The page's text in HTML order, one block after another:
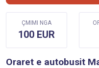
ÇMIMI NGA
100 EUR
Oraret e autobusit